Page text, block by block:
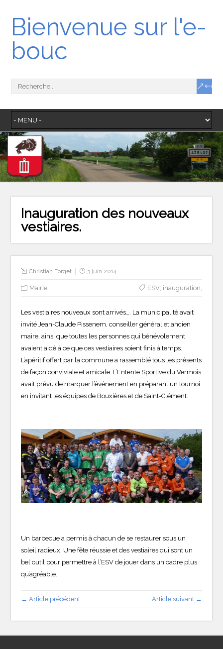
Bienvenue sur l'e-
bouc
Inauguration des nouveaux
vestiaires.
Christian Forget 3 juin 2014
Mairie ESV; inauguration;
Les vestiaires nouveaux sont arrivés…. La municipalité avait
invité Jean-Claude Pissenem, conseiller général et ancien
maire, ainsi que toutes les personnes qui bénévolement
avaient aidé à ce que ces vestiaires soient finis à temps.
L’apéritif offert par la commune a rassemblé tous les présents
de façon conviviale et amicale. L’Entente Sportive du Vermois
avait prévu de marquer l’événement en préparant un tournoi
en invitant les équipes de Bouxières et de Saint-Clément.
Un barbecue a permis à chacun de se restaurer sous un
soleil radieux. Une fête réussie et des vestiaires qui sont un
bel outil pour permettre à l’ESV de jouer dans un cadre plus
qu’agréable.
← Article précédent Article suivant →